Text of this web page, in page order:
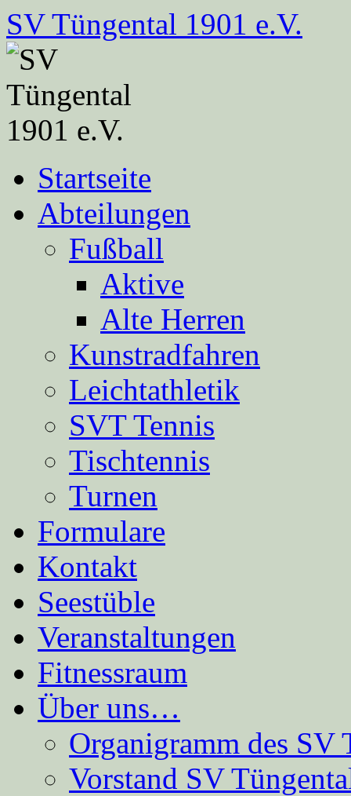
Zum
Inhalt
springen
SV Tüngental 1901 e.V.
Startseite
Abteilungen
Fußball
Aktive
Alte Herren
Kunstradfahren
Leichtathletik
SVT Tennis
Tischtennis
Turnen
Formulare
Kontakt
Seestüble
Veranstaltungen
Fitnessraum
Über uns…
Organigramm des SV
Vorstand SV